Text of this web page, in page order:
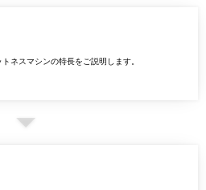
ネスマシンの特長をご説明します。